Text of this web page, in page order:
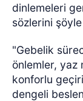
dinlemeleri
sözlerini
"Gebelik
önlemler, yaz
konforlu
dengeli